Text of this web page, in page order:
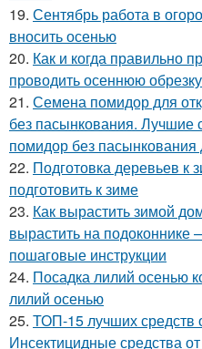
19. Сентябрь работа в
вносить осенью
20. Как и когда правильно
проводить осеннюю обрезку
21. Семена помидор для
без пасынкования. Лучшие
помидор без пасынкования
22. Подготовка деревьев к
подготовить к зиме
23. Как вырастить зимой
вырастить на подоконнике
пошаговые инструкции
24. Посадка лилий осенью
лилий осенью
25. ТОП-15 лучших средств
Инсектицидные средства